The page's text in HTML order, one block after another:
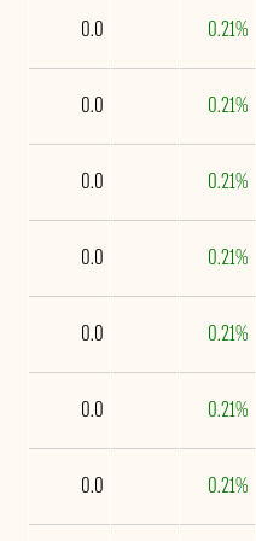
0.21%
0.0
0.21%
0.0
0.21%
0.0
0.21%
0.0
0.21%
0.0
0.21%
0.0
0.21%
0.0